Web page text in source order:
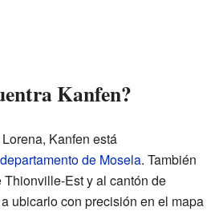
Kanfen?
Kanfen está
departamento de Mosela. También
Est y al cantón de
ubicarlo con precisión en el mapa